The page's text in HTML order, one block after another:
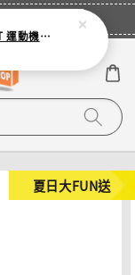
夏日大FUN送
【COLANTOTTE】SR 140 NEXT 運動機能磁石項圈